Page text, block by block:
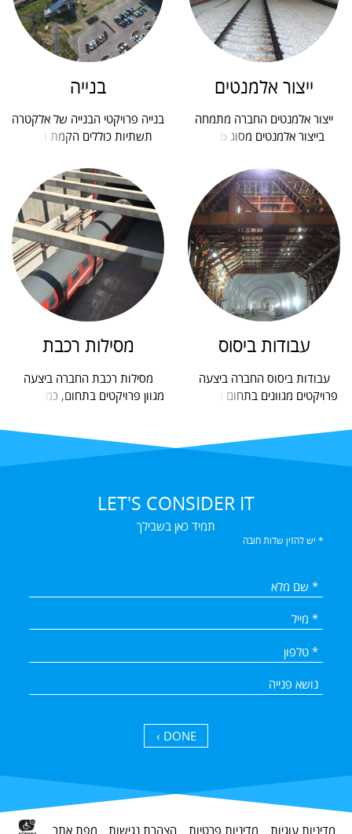
ייצור אלמנטים
ייצור אלמנטים החברה מתמחה
בייצור אלמנטים מסוג Slab
האלמנטים המתקדמים בקו...
בנייה
בנייה פרויקטי הבנייה של אלקטרה
תשתיות כוללים הקמת מרכזי
תחנות רכבות...
עבודות ביסוס
עבודות ביסוס החברה ביצעה
פרויקטים מגוונים בתחום הביסוס
(Micro Piling, Second
מסילות רכבת
מסילות רכבת החברה ביצעה
מגוון פרויקטים בתחום, כמו למשל
LET'S CONSIDER IT
תמיד כאן בשבילך
* יש להזין שדות חובה
DONE ›
מפת אתר הצהרת נגישות מדיניות פרטיות מדיניות עוגיות